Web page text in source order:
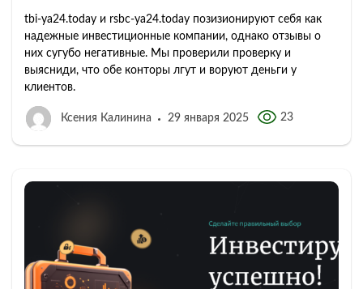
tbi-ya24.today и rsbc-ya24.today позизионируют себя как
надежные инвестиционные компании, однако отзывы о
них сугубо негативные. Мы проверили проверку и
выясниди, что обе конторы лгут и воруют деньги у
клиентов.
Ксения Калинина 29 января 2025 23